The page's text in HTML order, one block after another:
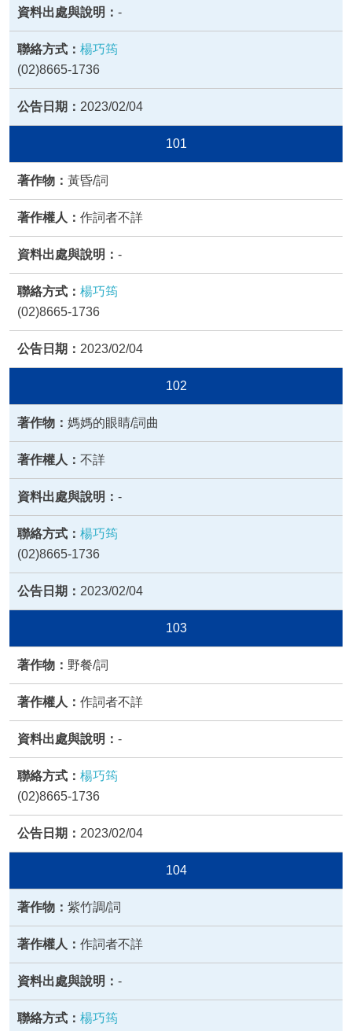
-
楊巧筠
(02)8665-1736
2023/02/04
101
黃昏/詞
作詞者不詳
-
楊巧筠
(02)8665-1736
2023/02/04
102
媽媽的眼睛/詞曲
不詳
-
楊巧筠
(02)8665-1736
2023/02/04
103
野餐/詞
作詞者不詳
-
楊巧筠
(02)8665-1736
2023/02/04
104
紫竹調/詞
作詞者不詳
-
楊巧筠